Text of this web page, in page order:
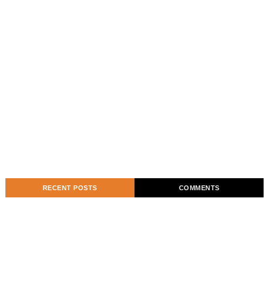
RECENT POSTS COMMENTS